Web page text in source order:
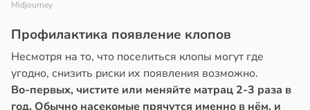
Midjourney
Профилактика появление клопов
Несмотря на то, что поселиться клопы могут где
угодно, снизить риски их появления возможно.
Во-первых, чистите или меняйте матрац 2-3 раза в
год. Обычно насекомые прячутся именно в нём, и